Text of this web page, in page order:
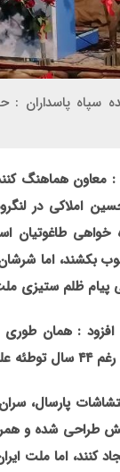
سپاه پاسداران
هماهنگ
املاکی در
خواهی
بکشند، اما
پیام ظلم ستیزی
: همان طوری
حال سقوطند.
پارسال، سران
طراحی شده و
کنند، اما ملت